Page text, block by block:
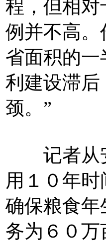
程，但相
例并不高
省面积的
利建设滞
颈。”
记者从安
用１０年
确保粮食
务为６０万